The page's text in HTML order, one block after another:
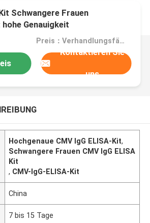
Schwangere Frauen
Genauigkeit
Preis：Verhandlungsfähig
Kontaktieren Sie
uns
Hochgenaue CMV IgG ELISA-Kit,
Schwangere Frauen CMV IgG ELISA
Kit
, CMV-IgG-ELISA-Kit
China
7 bis 15 Tage